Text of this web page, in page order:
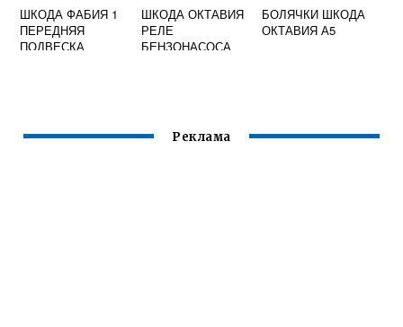
ШКОДА ФАБИЯ 1
ПЕРЕДНЯЯ
ПОДВЕСКА
ШКОДА ОКТАВИЯ
РЕЛЕ
БЕНЗОНАСОСА
БОЛЯЧКИ ШКОДА
ОКТАВИЯ А5
Реклама